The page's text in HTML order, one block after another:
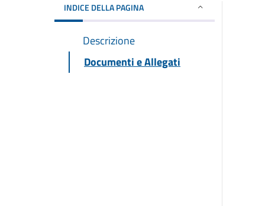
INDICE DELLA PAGINA
Descrizione
Documenti e Allegati